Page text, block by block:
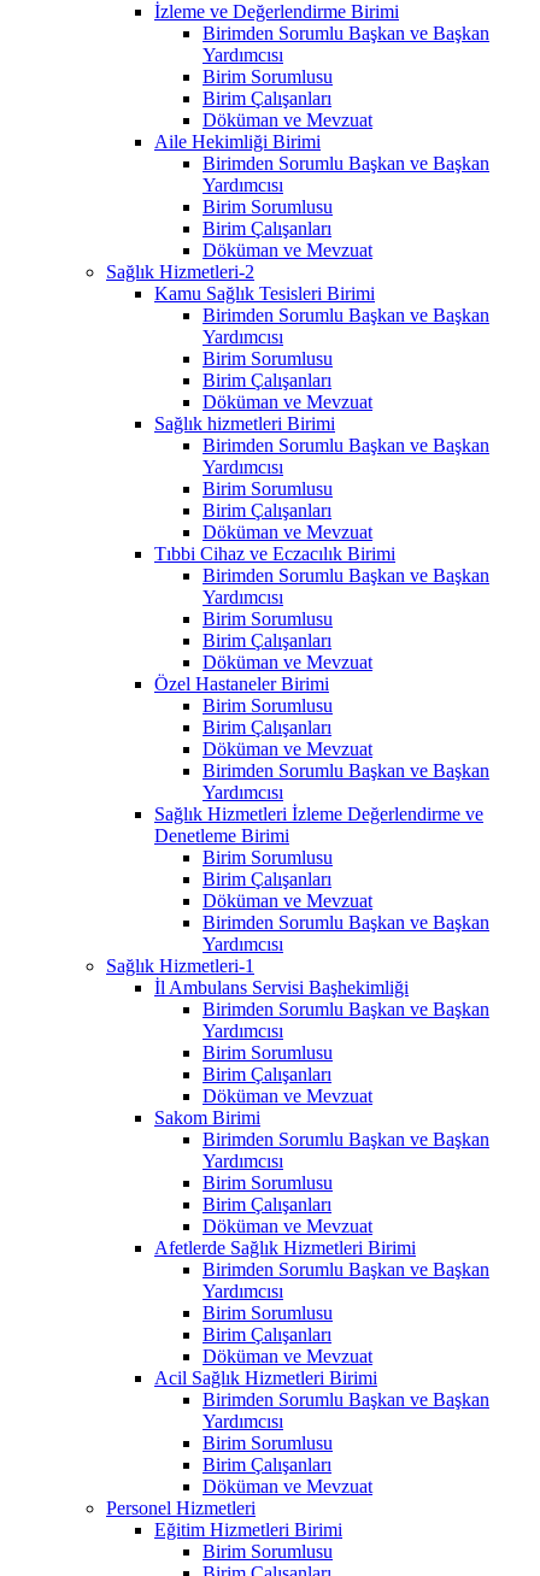
İzleme ve Değerlendirme Birimi
Birimden Sorumlu Başkan ve Başkan
Yardımcısı
Birim Sorumlusu
Birim Çalışanları
Döküman ve Mevzuat
Aile Hekimliği Birimi
Birimden Sorumlu Başkan ve Başkan
Yardımcısı
Birim Sorumlusu
Birim Çalışanları
Döküman ve Mevzuat
Sağlık Hizmetleri-2
Kamu Sağlık Tesisleri Birimi
Birimden Sorumlu Başkan ve Başkan
Yardımcısı
Birim Sorumlusu
Birim Çalışanları
Döküman ve Mevzuat
Sağlık hizmetleri Birimi
Birimden Sorumlu Başkan ve Başkan
Yardımcısı
Birim Sorumlusu
Birim Çalışanları
Döküman ve Mevzuat
Tıbbi Cihaz ve Eczacılık Birimi
Birimden Sorumlu Başkan ve Başkan
Yardımcısı
Birim Sorumlusu
Birim Çalışanları
Döküman ve Mevzuat
Özel Hastaneler Birimi
Birim Sorumlusu
Birim Çalışanları
Döküman ve Mevzuat
Birimden Sorumlu Başkan ve Başkan
Yardımcısı
Sağlık Hizmetleri İzleme Değerlendirme ve
Denetleme Birimi
Birim Sorumlusu
Birim Çalışanları
Döküman ve Mevzuat
Birimden Sorumlu Başkan ve Başkan
Yardımcısı
Sağlık Hizmetleri-1
İl Ambulans Servisi Başhekimliği
Birimden Sorumlu Başkan ve Başkan
Yardımcısı
Birim Sorumlusu
Birim Çalışanları
Döküman ve Mevzuat
Sakom Birimi
Birimden Sorumlu Başkan ve Başkan
Yardımcısı
Birim Sorumlusu
Birim Çalışanları
Döküman ve Mevzuat
Afetlerde Sağlık Hizmetleri Birimi
Birimden Sorumlu Başkan ve Başkan
Yardımcısı
Birim Sorumlusu
Birim Çalışanları
Döküman ve Mevzuat
Acil Sağlık Hizmetleri Birimi
Birimden Sorumlu Başkan ve Başkan
Yardımcısı
Birim Sorumlusu
Birim Çalışanları
Döküman ve Mevzuat
Personel Hizmetleri
Eğitim Hizmetleri Birimi
Birim Sorumlusu